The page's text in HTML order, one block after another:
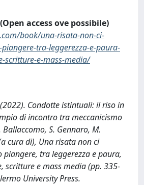
access ove possibile)
book/una-risata-non-ci-
tra-leggerezza-e-paura-
scritture-e-mass-media/
Condotte istintuali: il riso in
di incontro tra meccanicismo
S. Gennaro, M.
cura di), Una risata non ci
piangere, tra leggerezza e paura,
scritture e mass media (pp. 335-
University Press.